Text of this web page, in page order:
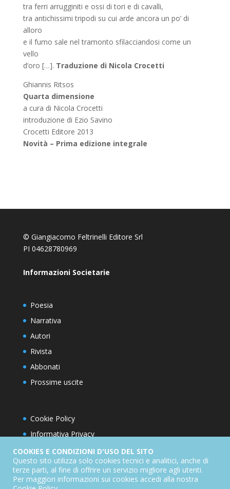
tra ferri arrugginiti e ossi di tori e di cavalli,
tra antichissimi tripodi su cui arde ancora un po’ di
alloro
e il fumo sale nel tramonto sfilacciandosi come un
vello
d’oro […]. Traduzione di Nicola Crocetti
Ghiannis Ritsos
Quarta dimensione
a cura di Nicola Crocetti
introduzione di Ezio Savino
Crocetti Editore 2013
Novità – Prima edizione integrale
© Giangiacomo Feltrinelli Editore Srl
PI 04628780969
Informazioni Societarie
Poesia
Narrativa
Autori
Rivista
Abbonati
Prossime uscite
Cookie Policy
Informativa Privacy
Condizioni d’utilizzo del sito
Condizioni generali di abbonamento
Informativa sul diritto di recesso
COOKIES E CONDIZIONI D'USO DEL SITO
Questo sito utilizza solo cookies tecnici e analitici, anche di
terze parti, al fine di offrire un servizio migliore agli utenti.
Per maggiori informazioni sui cookies accedi alla nostra